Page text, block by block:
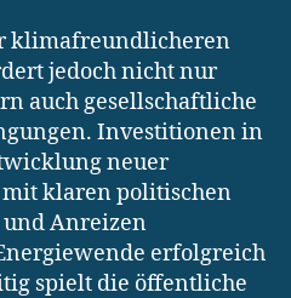
klimafreundlicheren
jedoch nicht nur
auch gesellschaftliche
Investitionen in
neuer
mit klaren politischen
Anreizen
erfolgreich
spielt die öffentliche